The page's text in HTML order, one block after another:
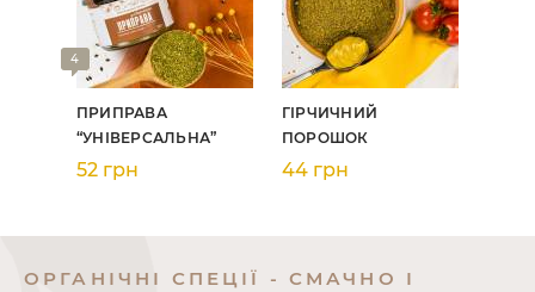
4
ПРИПРАВА
“УНІВЕРСАЛЬНА”
52 грн
ГІРЧИЧНИЙ
ПОРОШОК
44 грн
ОРГАНІЧНІ СПЕЦІЇ - СМАЧНО І